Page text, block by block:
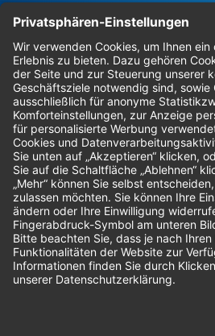
Bestellungen
Sendung verfolgen
Geprüfter Shop